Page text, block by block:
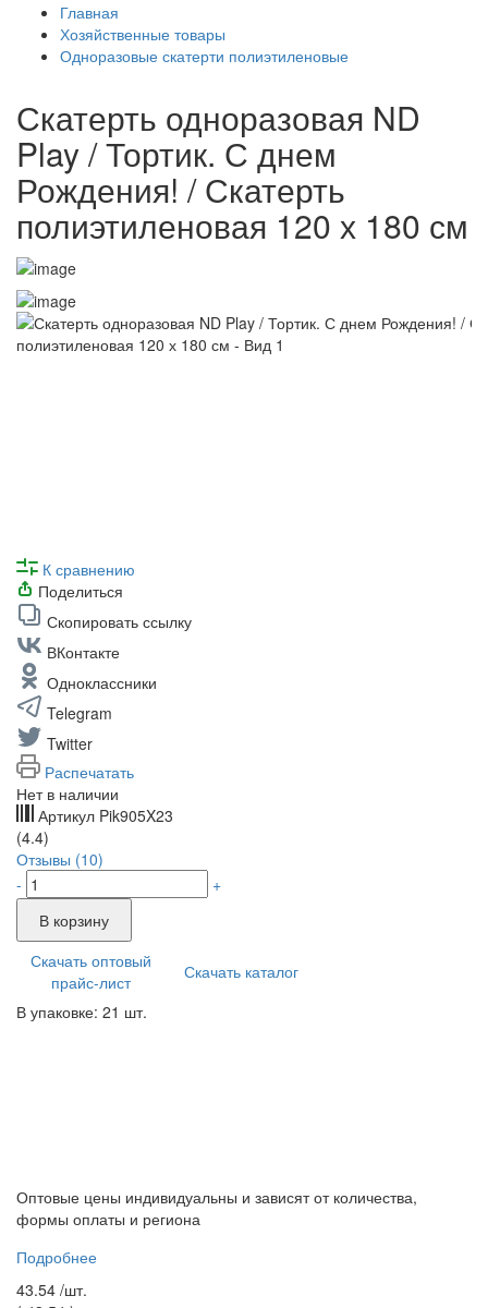
Главная
Хозяйственные товары
Одноразовые скатерти полиэтиленовые
Скатерть одноразовая ND
Play / Тортик. С днем
Рождения! / Скатерть
полиэтиленовая 120 х 180 см
К сравнению
Поделиться
Скопировать ссылку
ВКонтакте
Одноклассники
Telegram
Twitter
Распечатать
Нет в наличии
Артикул Pik905X23
(4.4)
Отзывы (10)
-
+
В корзину
Скачать оптовый
прайс-лист
Скачать каталог
В упаковке: 21 шт.
Оптовые цены индивидуальны и зависят от количества,
формы оплаты и региона
Подробнее
43.54 /шт.